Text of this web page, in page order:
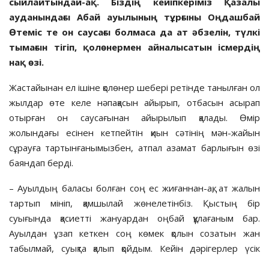
ауданындағы Абай ауылының тұрғыны Оңдашбай
Өтеміс те он саусағы болмаса да ат әбзелін, түлкі
тымағын тігіп, қолөнермен айналысатын ісмердің
нақ өзі.
Жастайынан ел ішіне қолөнер шебері ретінде танылған ол
жылдар өте келе нәпақасын айырып, отбасын асырап
отырған он саусағынан айырылып қалады. Өмір
жолындағы есінен кетпейтін қиын сәтінің мән-жайын
сұрауға тартынғанымызбен, атпал азамат барлығын өзі
баяндап берді.
– Ауылдың баласы болған соң ес жиғаннан-ақ, ат жалын
тартып мініп, қамшылай жөнелетінбіз. Қыстың бір
суығында қасиетті жануардан оңбай құлағаным бар.
Ауылдан ұзап кеткен соң көмек қолын созатын жан
табылмай, суықта қалып қойдым. Кейін дәрігерлер үсік